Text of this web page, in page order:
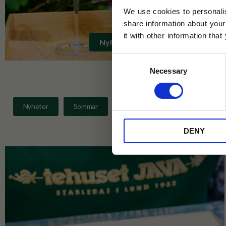
We use cookies to
share information about
it with other information that
Consent
Necessary
DENY
Nyheter
Nyheter Sommar
Jag samtycker till Tehuset Javas
* Rabatten gäller endast online på
på ordinarie priser och kan ej